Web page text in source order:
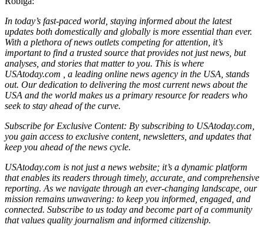
In today’s fast-paced world, staying informed about the latest
updates both domestically and globally is more essential than ever.
With a plethora of news outlets competing for attention, it’s
important to find a trusted source that provides not just news, but
analyses, and stories that matter to you. This is where
USAtoday.com , a leading online news agency in the USA, stands
out. Our dedication to delivering the most current news about the
USA and the world makes us a primary resource for readers who
seek to stay ahead of the curve.
Subscribe for Exclusive Content: By subscribing to USAtoday.com,
you gain access to exclusive content, newsletters, and updates that
keep you ahead of the news cycle.
USAtoday.com is not just a news website; it’s a dynamic platform
that enables its readers through timely, accurate, and comprehensive
reporting. As we navigate through an ever-changing landscape, our
mission remains unwavering: to keep you informed, engaged, and
connected. Subscribe to us today and become part of a community
that values quality journalism and informed citizenship.